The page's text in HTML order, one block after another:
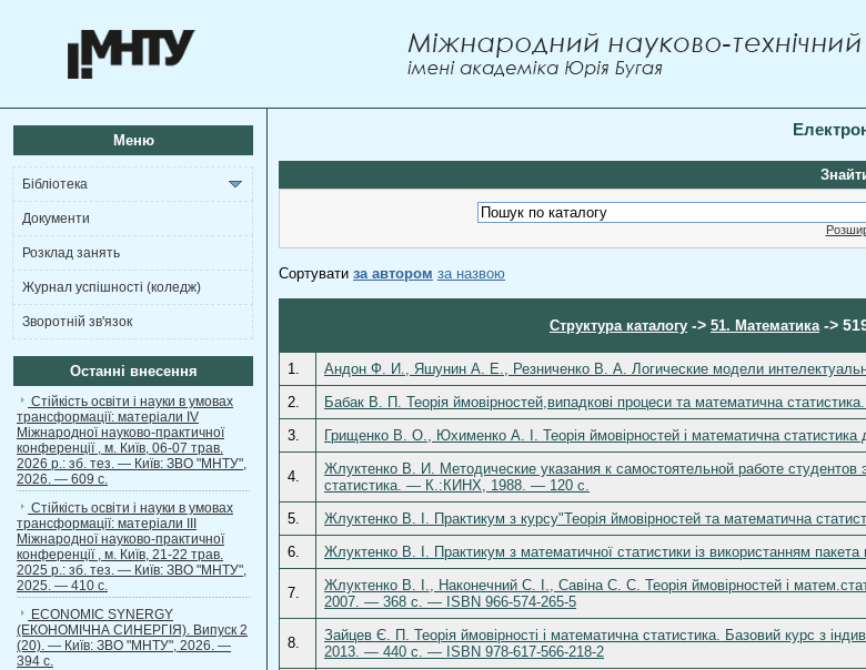
Меню
Бібліотека
Документи
Розклад занять
Журнал успішності (коледж)
Зворотній зв'язок
Останні внесення
Стійкість освіти і науки в умовах
трансформації: матеріали ІV
Міжнародної науково-практичної
конференції , м. Київ, 06-07 трав.
2026 р.: зб. тез. — Київ: ЗВО "МНТУ",
2026. — 609 с.
Стійкість освіти і науки в умовах
трансформації: матеріали ІІІ
Міжнародної науково-практичної
конференції , м. Київ, 21-22 трав.
2025 р.: зб. тез. — Київ: ЗВО "МНТУ",
2025. — 410 с.
ECONOMIC SYNERGY
(ЕКОНОМІЧНА СИНЕРГІЯ). Випуск 2
(20). — Київ: ЗВО "МНТУ", 2026. —
394 с.
Сортувати за автором за назвою
Структура каталогу -> 51. Математика ->
1.
Андон Ф. И., Яшунин А. Е., Резниченко В. А. Логические модели
2.
Бабак В. П. Теорія ймовірностей,випадкові процеси та математична
3.
Грищенко В. О., Юхименко А. І. Теорія ймовірностей і математична
4.
Жлуктенко В. И. Методические указания к самостоятельной работе
статистика. — К.:КИНХ, 1988. — 120 c.
5.
Жлуктенко В. І. Практикум з курсу"Теорія ймовірностей та математична
6.
Жлуктенко В. І. Практикум з математичної статистики із використанням
7.
Жлуктенко В. І., Наконечний С. І., Савіна С. С. Теорія ймовірностей і
2007. — 368 с. — ISBN 966-574-265-5
8.
Зайцев Є. П. Теорія ймовірності і математична статистика. Базовий курс з
2013. — 440 с. — ISBN 978-617-566-218-2